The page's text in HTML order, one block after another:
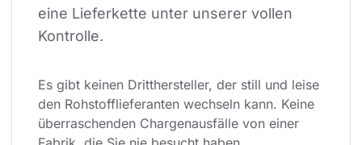
eine Lieferkette unter unserer vollen
Kontrolle.
Es gibt keinen Dritthersteller, der still und leise
den Rohstofflieferanten wechseln kann. Keine
überraschenden Chargenausfälle von einer